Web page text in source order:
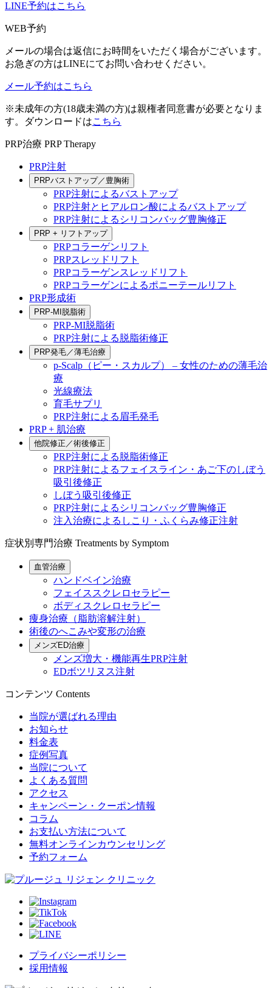
LINE予約はこちら
WEB予約
メールの場合は返信にお時間をいただく場合がございます。
お急ぎの方はLINEにてお問い合わせください。
メール予約はこちら
※未成年の方(18歳未満の方)は親権者同意書が必要となりま
す。ダウンロードはこちら
PRP治療 PRP Therapy
PRP注射
PRPバストアップ／豊胸術
PRP注射によるバストアップ
PRP注射とヒアルロン酸によるバストアップ
PRP注射によるシリコンバッグ豊胸修正
PRP + リフトアップ
PRPコラーゲンリフト
PRPスレッドリフト
PRPコラーゲンスレッドリフト
PRPコラーゲンによるポニーテールリフト
PRP形成術
PRP-MI脱脂術
PRP-MI脱脂術
PRP注射による脱脂術修正
PRP発毛／薄毛治療
p-Scalp（ピー・スカルプ） – 女性のための薄毛治
療
光線療法
育毛サプリ
PRP注射による眉毛発毛
PRP + 肌治療
他院修正／術後修正
PRP注射による脱脂術修正
PRP注射によるフェイスライン・あご下のしぼう
吸引後修正
しぼう吸引後修正
PRP注射によるシリコンバッグ豊胸修正
注入治療によるしこり・ふくらみ修正注射
症状別専門治療 Treatments by Symptom
血管治療
ハンドベイン治療
フェイススクレロセラピー
ボディスクレロセラピー
痩身治療（脂肪溶解注射）
術後のへこみや変形の治療
メンズED治療
メンズ増大・機能再生PRP注射
EDボツリヌス注射
コンテンツ Contents
当院が選ばれる理由
お知らせ
料金表
症例写真
当院について
よくある質問
アクセス
キャンペーン・クーポン情報
コラム
お支払い方法について
無料オンラインカウンセリング
予約フォーム
プライバシーポリシー
採用情報